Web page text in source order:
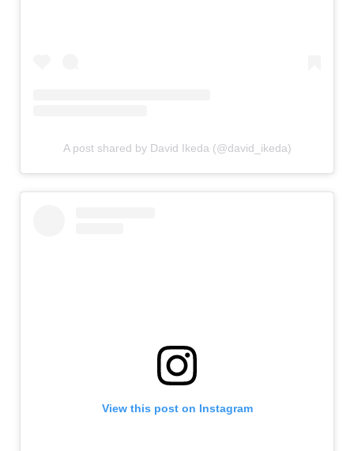
A post shared by David Ikeda (@david_ikeda)
View this post on Instagram